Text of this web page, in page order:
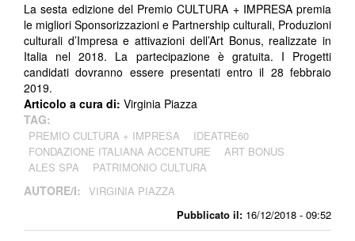
Pubblicato il: 16/12/2018 - 09:52
La sesta edizione del Premio CULTURA + IMPRESA premia
le migliori Sponsorizzazioni e Partnership culturali, Produzioni
culturali d’Impresa e attivazioni dell’Art Bonus, realizzate in
Italia nel 2018. La partecipazione è gratuita. I Progetti
candidati dovranno essere presentati entro il 28 febbraio
2019.
Articolo a cura di: Virginia Piazza
TAG:
PREMIO CULTURA + IMPRESA
IDEATRE60
FONDAZIONE ITALIANA ACCENTURE
ART BONUS
ALES SPA
PATRIMONIO CULTURA
AUTORE/I: VIRGINIA PIAZZA